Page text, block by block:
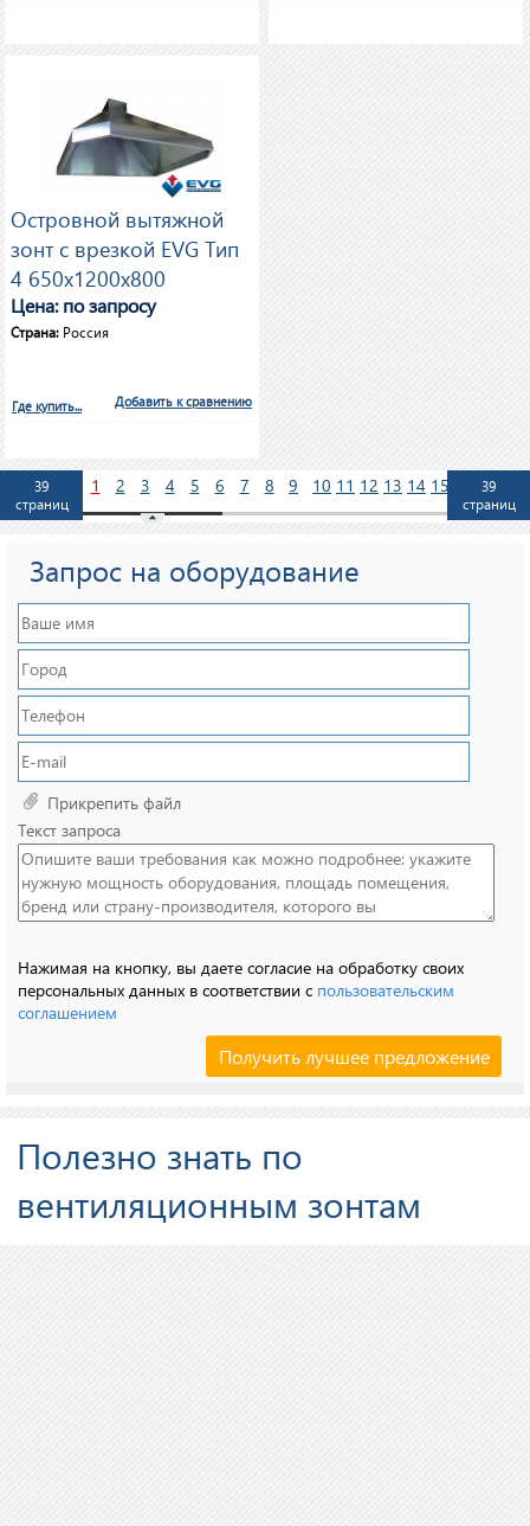
Островной вытяжной
зонт с врезкой EVG Тип
4 650х1200х800
Цена: по запросу
Страна: Россия
Добавить к сравнению
Где купить...
39
страниц
39
страниц
1 2 3 4 5 6 7 8 9 10 11 12 13 14 15
Запрос на оборудование
Прикрепить файл
Текст запроса
Нажимая на кнопку, вы даете согласие на обработку своих
персональных данных в соответствии с пользовательским
соглашением
Полезно знать по
вентиляционным зонтам